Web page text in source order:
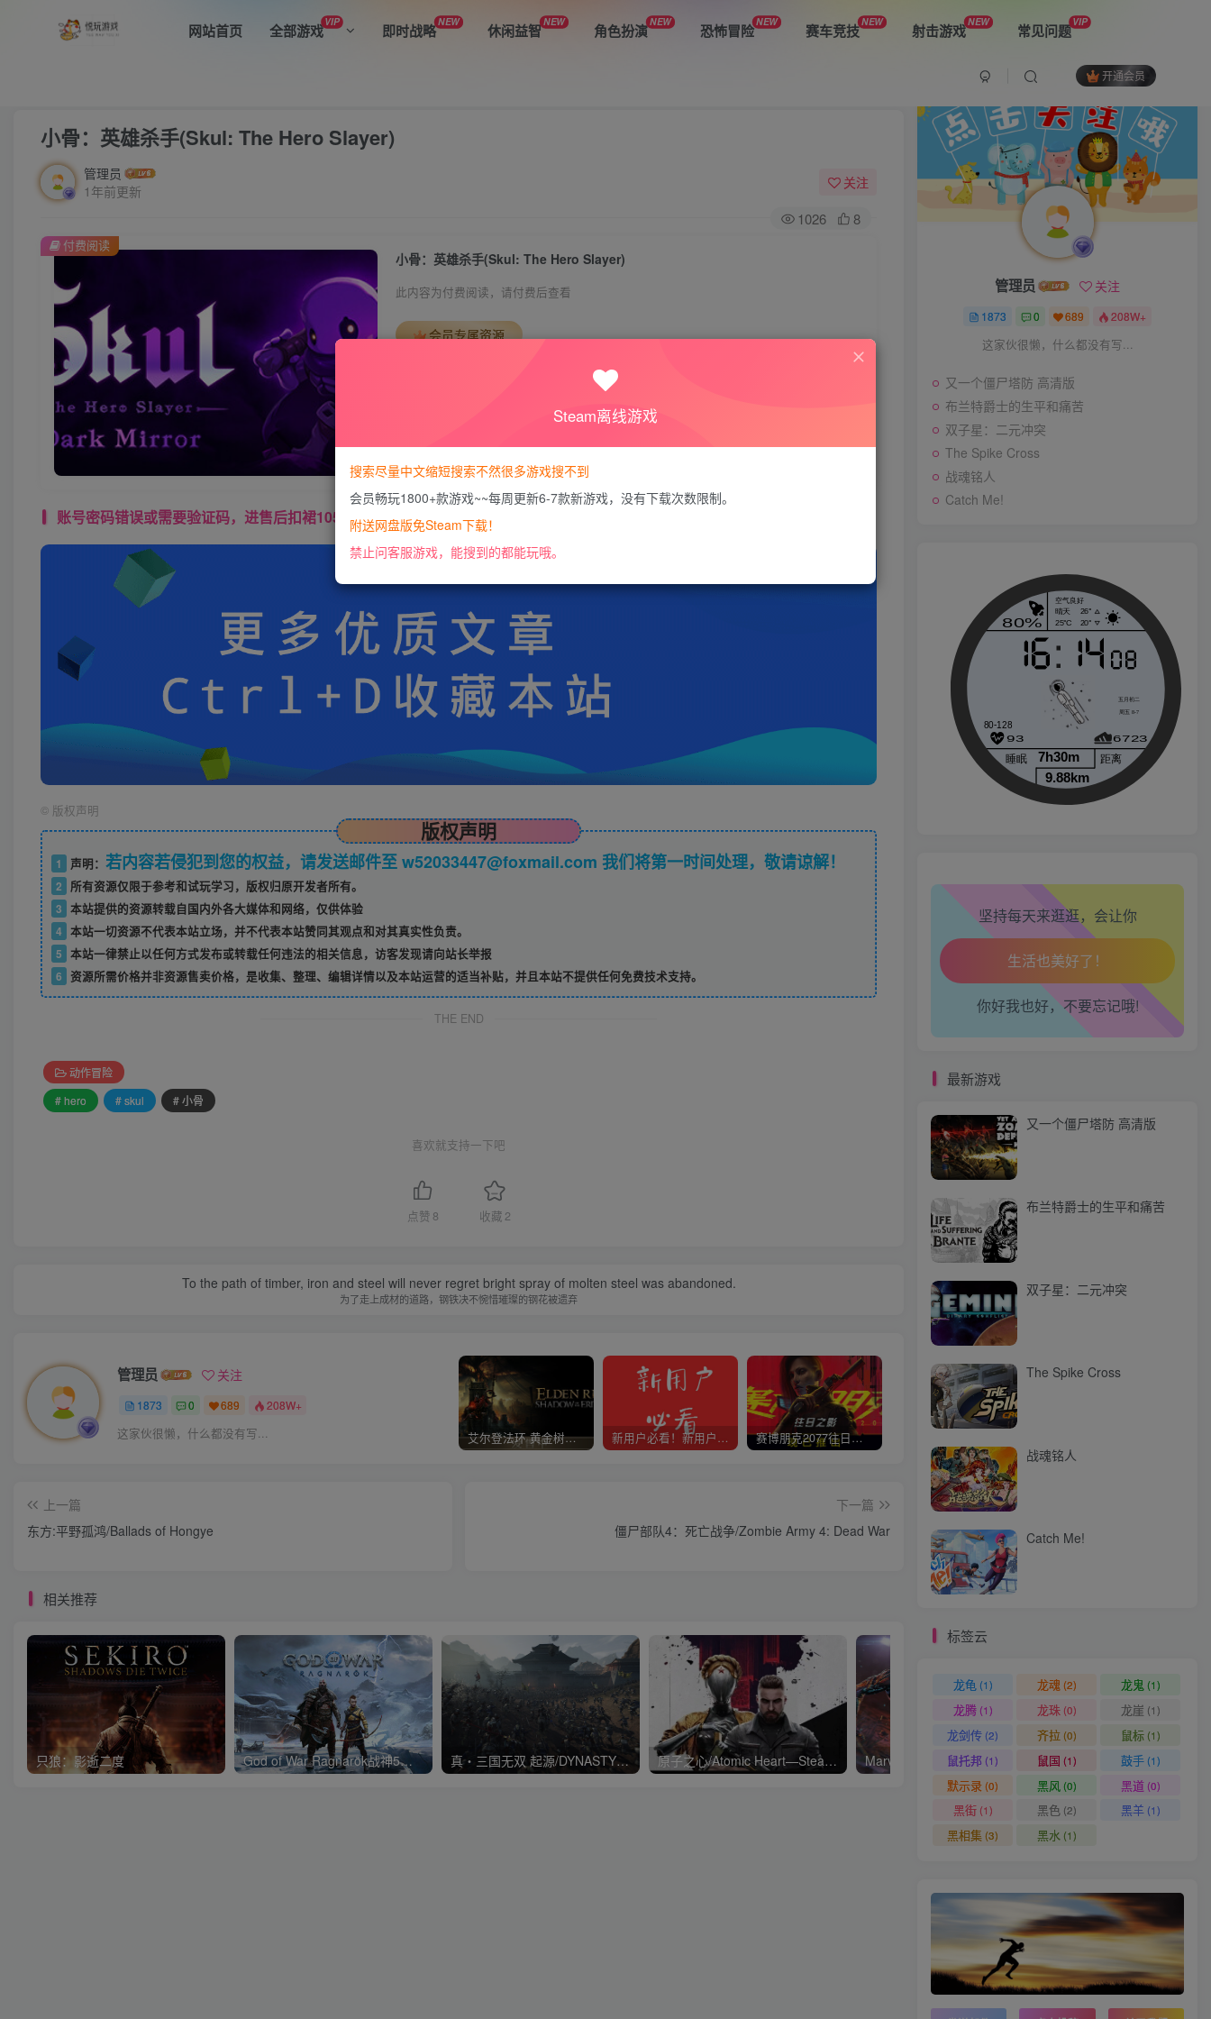
网站首页 全部游戏VIP 即时战略NEW 休闲益智NEW 角色扮演NEW 恐怖冒险NEW 赛车竞技NEW 射击游戏NEW 常见问题VIP
开通会员
小骨：英雄杀手(Skul: The Hero Slayer)
管理员
1年前更新
关注
1026 8
小骨：英雄杀手(Skul: The Hero Slayer)
此内容为付费阅读，请付费后查看
会员专属资源
付费阅读
账号密码错误或需要验证码，进售后扣裙1050974489 使用教程： https://docs.qq.com/doc/DU0VHUUFRS2xDa1Jp
© 版权声明
版权声明
1 声明： 若内容若侵犯到您的权益，请发送邮件至 w52033447@foxmail.com 我们将第一时间处理，敬请谅解！
2
所有资源仅限于参考和试玩学习，版权归原开发者所有。
3 本站提供的资源转载自国内外各大媒体和网络，仅供体验
4 本站一切资源不代表本站立场，并不代表本站赞同其观点和对其真实性负责。
5 本站一律禁止以任何方式发布或转载任何违法的相关信息，访客发现请向站长举报
6
资源所需价格并非资源售卖价格，是收集、整理、编辑详情以及本站运营的适当补贴，并且本站不提供任何免费技术支持。
THE END
动作冒险
# hero
# skul # 小骨
喜欢就支持一下吧
点赞 8 收藏 2
To the path of timber, iron and steel will never regret bright spray of molten steel was abandoned.
为了走上成材的道路，钢铁决不惋惜璀璨的钢花被遗弃
管理员 关注
1873 0 689 208W+
这家伙很懒，什么都没有写... 艾尔登法环 黄金树幽影 新用户必看！新用户必看！新用户必看！！！ 赛博朋克2077往日之影
上一篇
东方:平野孤鸿/Ballads of Hongye
下一篇
僵尸部队4：死亡战争/Zombie Army 4: Dead War
相关推荐
只狼：影逝二度 God of War Ragnarök战神5诸神黄昏降 真・三国无双 起源/DYNASTY WARRIORS: ORIGINS 原子之心/Atomic Heart—Steam离线 平台问就是没有 D加密 Marvel’s Spider-Man 2漫威蜘蛛侠2 光与影：33号远征队
又一个僵尸塔防 高清版
布兰特爵士的生平和痛苦
The Spike Cross
管理员 关注
1873 0 689 208W+
这家伙很懒，什么都没有写...
又一个僵尸塔防 高清版
布兰特爵士的生平和痛苦
双子星：二元冲突
The Spike Cross
战魂铭人
Catch Me!
坚持每天来逛逛，会让你
生活也美好了！
心情也舒畅了！
腰也不酸了！
工作也轻松了！
你好我也好，不要忘记哦!
最新游戏
又一个僵尸塔防 高清版
布兰特爵士的生平和痛苦
双子星：二元冲突
The Spike Cross
战魂铭人
Catch Me!
标签云
龙龟 (1) 龙魂 (2) 龙鬼 (1)
龙腾(1) 龙珠(0) 龙崖 (1)
龙剑传 (2) 齐拉(0) 鼠标(1)
鼠托邦 (1) 鼠国 (1) 鼓手(1)
默示录(0) 黑风 (0) 黑道(0)
黑街(1) 黑色(2) 黑羊(1)
黑相集(3) 黑水(1)
Steam离线游戏
搜索尽量中文缩短搜索不然很多游戏搜不到
会员畅玩1800+款游戏~~每周更新6-7款新游戏，没有下载次数限制。
附送网盘版免Steam下载！
禁止问客服游戏，能搜到的都能玩哦。